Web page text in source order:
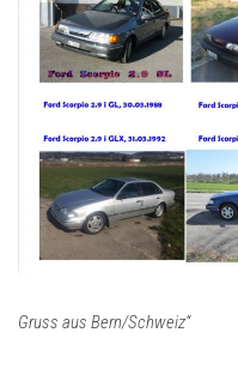
Gruss aus Bern/Schweiz“